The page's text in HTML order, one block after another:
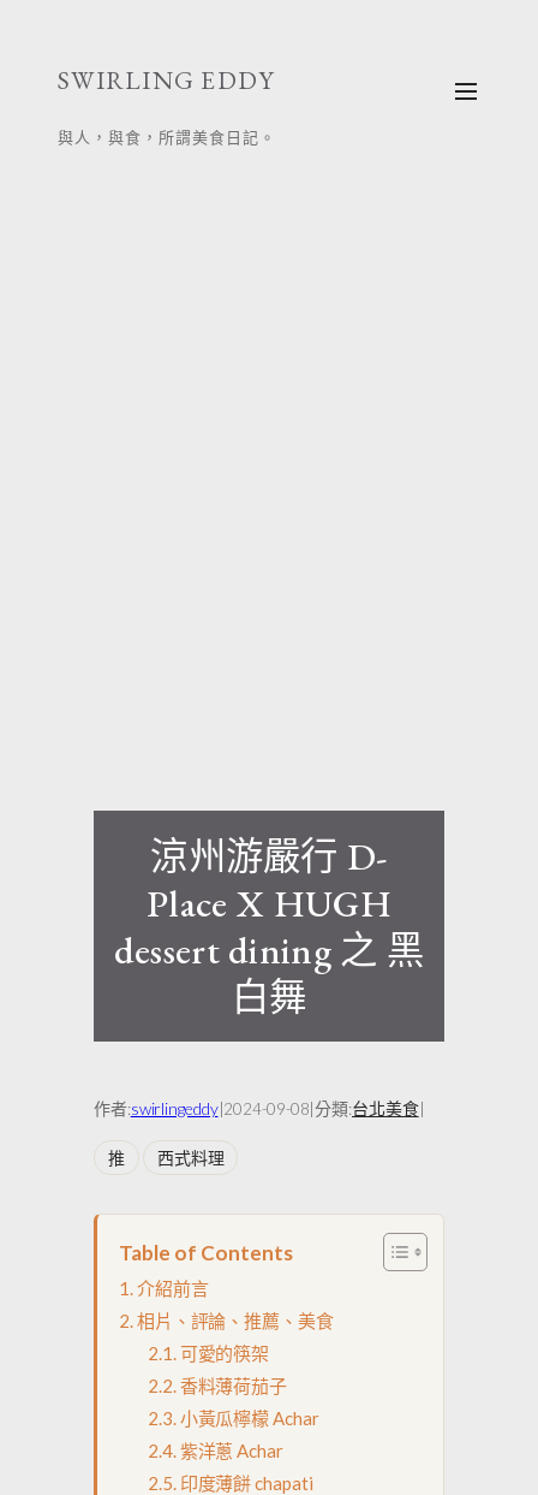
SWIRLING EDDY
與人，與食，所謂美食日記。
涼州游嚴行 D-
Place X HUGH
dessert dining 之 黑
白舞
作者:swirlingeddy|2024-09-08|分類:台北美食|
推 西式料理
Table of Contents
介紹前言
相片、評論、推薦、美食
可愛的筷架
香料薄荷茄子
小黃瓜檸檬 Achar
紫洋蔥 Achar
印度薄餅 chapati